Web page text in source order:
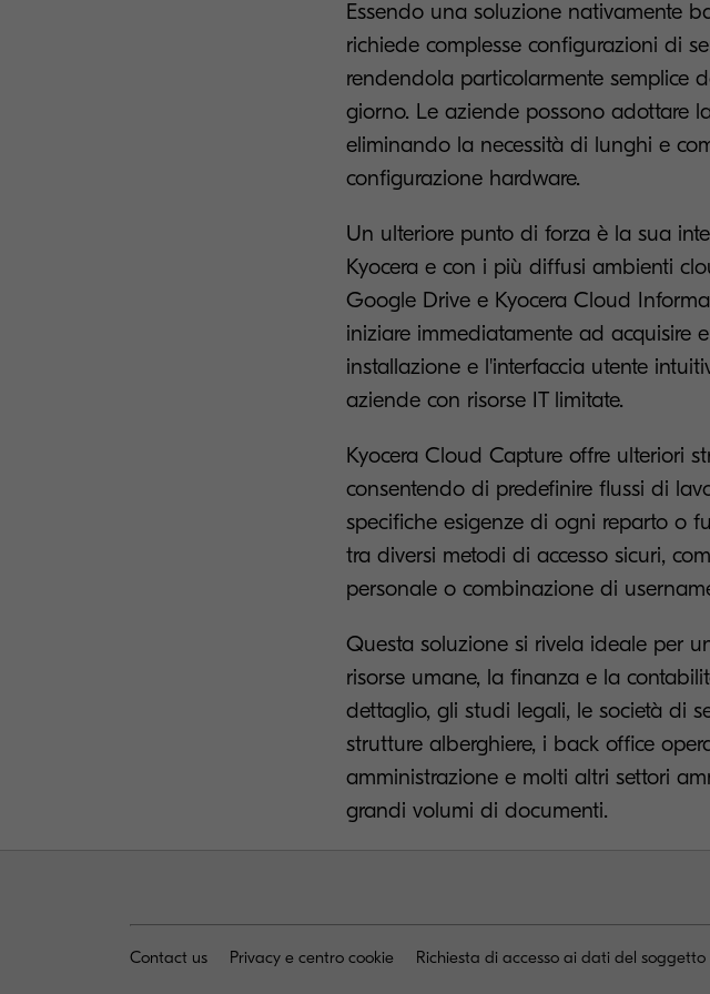
Essendo una soluzione nativamente
richiede complesse configurazioni di
rendendola particolarmente semplice
giorno. Le aziende possono adottare
eliminando la necessità di lunghi e
configurazione hardware.
Un ulteriore punto di forza è la sua
Kyocera e con i più diffusi ambienti
Google Drive e Kyocera Cloud
iniziare immediatamente ad acquisire
installazione e l'interfaccia utente
aziende con risorse IT limitate.
Kyocera Cloud Capture offre ulteriori
consentendo di predefinire flussi di
specifiche esigenze di ogni reparto o
tra diversi metodi di accesso sicuri,
personale o combinazione di
Questa soluzione si rivela ideale per
risorse umane, la finanza e la
dettaglio, gli studi legali, le società di
strutture alberghiere, i back office
amministrazione e molti altri settori
grandi volumi di documenti.
Contact us Privacy e centro cookie Richiesta di accesso ai dati del soggetto